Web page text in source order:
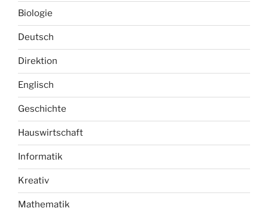
Biologie
Deutsch
Direktion
Englisch
Geschichte
Hauswirtschaft
Informatik
Kreativ
Mathematik